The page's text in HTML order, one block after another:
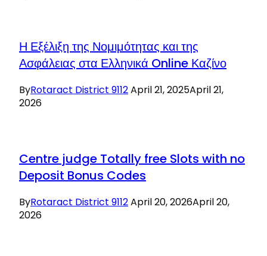
Η Εξέλιξη της Νομιμότητας και της
Ασφάλειας στα Ελληνικά Online Καζίνο
ByRotaract District 9112April 21, 2025April 21,
2026
Centre judge Totally free Slots with no
Deposit Bonus Codes
ByRotaract District 9112April 20, 2026April 20,
2026